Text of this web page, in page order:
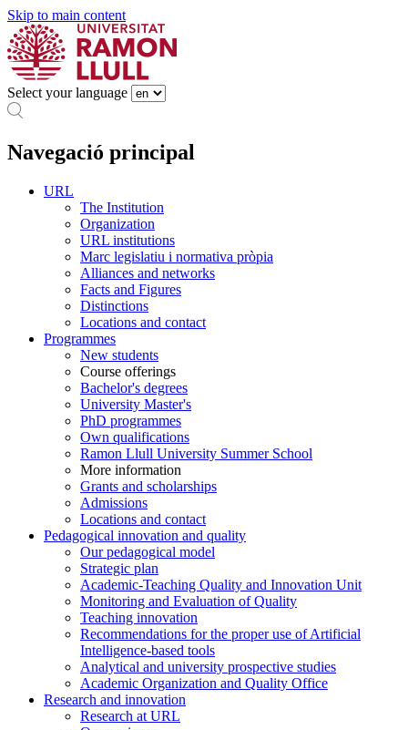
Skip to main content
Select your language
Navegació principal
URL
The Institution
Organization
URL institutions
Marc legislatiu i normativa pròpia
Alliances and networks
Facts and Figures
Distinctions
Locations and contact
Programmes
New students
Course offerings
Bachelor's degrees
University Master's
PhD programmes
Own qualifications
Ramon Llull University Summer School
More information
Grants and scholarships
Admissions
Locations and contact
Pedagogical innovation and quality
Our pedagogical model
Strategic plan
Academic-Teaching Quality and Innovation Unit
Monitoring and Evaluation of Quality
Teaching innovation
Recommendations for the proper use of Artificial
Intelligence-based tools
Analytical and university prospective studies
Academic Organization and Quality Office
Research and innovation
Research at URL